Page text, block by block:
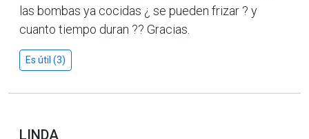
las bombas ya cocidas ¿ se pueden frizar ? y
cuanto tiempo duran ?? Gracias.
Es útil (3)
LINDA